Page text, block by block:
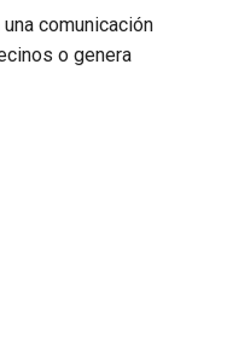
comunicación
o genera